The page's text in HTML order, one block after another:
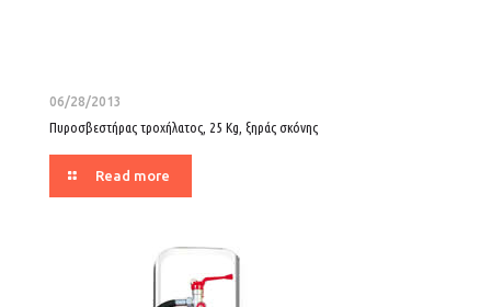
06/28/2013
Πυροσβεστήρας τροχήλατος, 25 Kg, ξηράς σκόνης
Read more